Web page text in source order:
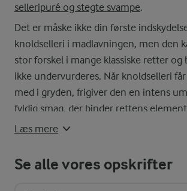
selleripuré og stegte svampe.
Det er måske ikke din første
knoldselleri i madlavningen, men den
stor forskel i mange klassiske retter og
ikke undervurderes. Når knoldselleri
med i gryden, frigiver den en intens
fyldig smag, der binder rettens
bedste vis. I en bolognese giver
som
bøf stroganoff med selleri-
med både sødme og fylde.
Læs mere
Se alle vores opskrifter